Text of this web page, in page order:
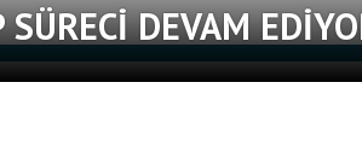
DEVAM